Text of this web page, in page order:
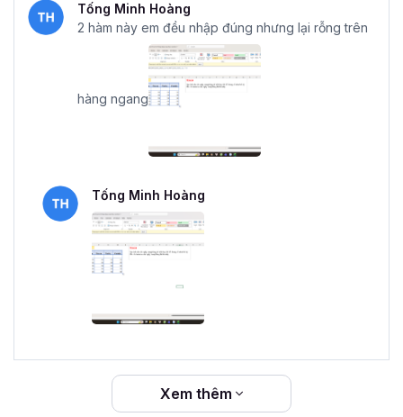
Tống Minh Hoàng
2 hàm này em đều nhập đúng nhưng lại rỗng trên
hàng ngang
Tống Minh Hoàng
Xem thêm